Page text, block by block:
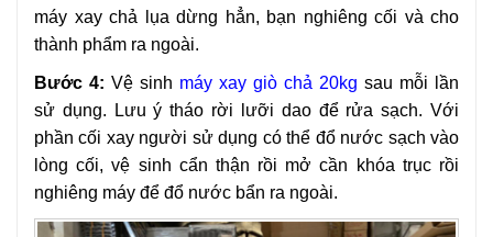
máy xay chả lụa dừng hẳn, bạn nghiêng cối và cho
thành phẩm ra ngoài.
Bước 4: Vệ sinh máy xay giò chả 20kg sau mỗi lần
sử dụng. Lưu ý tháo rời lưỡi dao để rửa sạch. Với
phần cối xay người sử dụng có thể đổ nước sạch vào
lòng cối, vệ sinh cẩn thận rồi mở cần khóa trục rồi
nghiêng máy để đổ nước bẩn ra ngoài.